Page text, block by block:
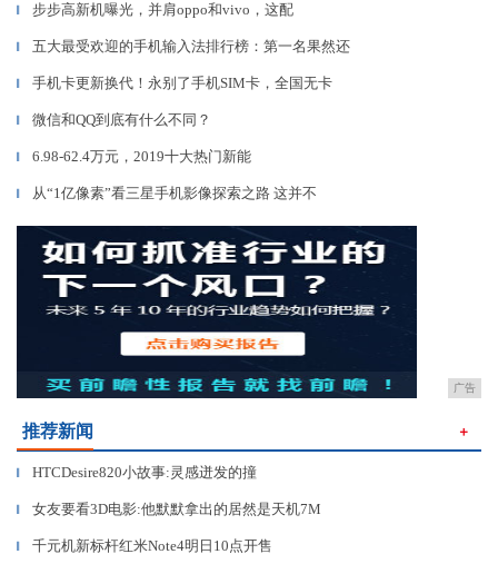
▎ 步步高新机曝光，并肩oppo和vivo，这配
▎ 五大最受欢迎的手机输入法排行榜：第一名果然还
▎ 手机卡更新换代！永别了手机SIM卡，全国无卡
▎ 微信和QQ到底有什么不同？
▎ 6.98-62.4万元，2019十大热门新能
▎ 从“1亿像素”看三星手机影像探索之路 这并不
广告
推荐新闻 ＋
▎ HTCDesire820小故事:灵感迸发的撞
▎ 女友要看3D电影:他默默拿出的居然是天机7M
▎ 千元机新标杆红米Note4明日10点开售